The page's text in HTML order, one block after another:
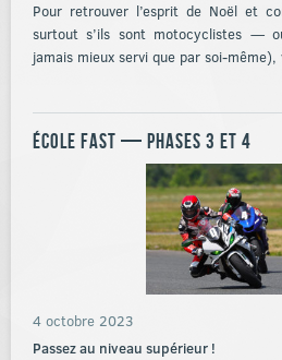
Pour retrouver l’esprit de Noël et
surtout s’ils sont motocyclistes —
jamais mieux servi que par soi-
École FAST — Phases 3 et 4
4 octobre 2023
Passez au niveau supérieur !